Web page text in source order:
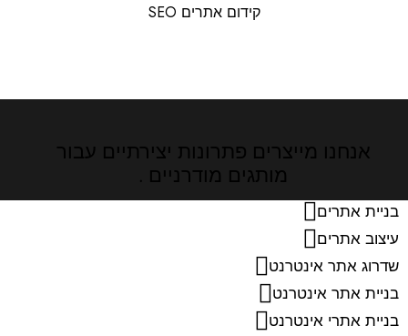
קידום אתרים SEO
אנחנו מייצרים פתרונות יצירתיים עבור
מותגים מודרניים .
בניית אתרים
עיצוב אתרים
שדרוג אתר אינטרנט
בניית אתר אינטרנט
בניית אתרי אינטרנט